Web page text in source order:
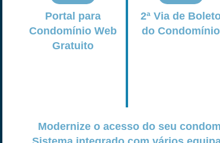
Portal para
Condomínio Web
Gratuito
2ª Via de
do Condomínio
Modernize o acesso do seu